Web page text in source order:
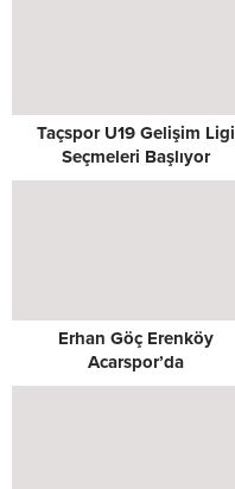
Taçspor U19 Gelişim Ligi
Seçmeleri Başlıyor
Erhan Göç Erenköy
Acarspor’da